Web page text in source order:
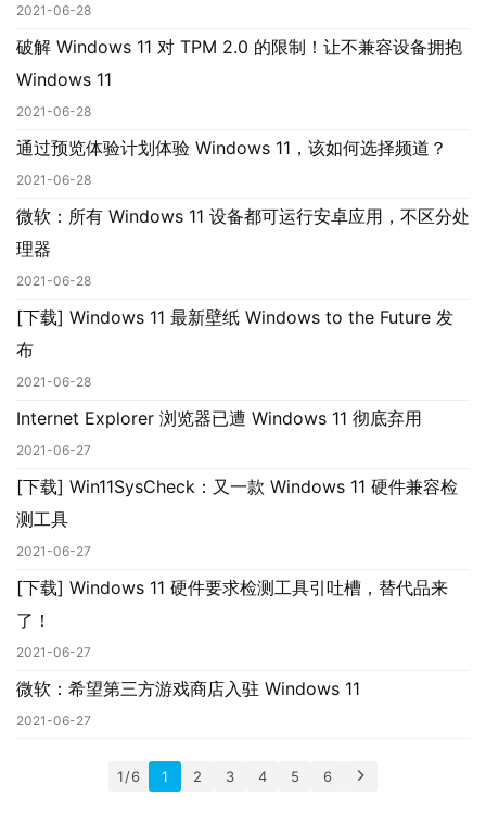
软
件
苹
果
2021-06-28
破解 Windows 11 对 TPM 2.0 的限制！让不兼容设备拥抱
Windows 11
2021-06-28
通过预览体验计划体验 Windows 11，该如何选择频道？
2021-06-28
微软：所有 Windows 11 设备都可运行安卓应用，不区分处
理器
2021-06-28
[下载] Windows 11 最新壁纸 Windows to the Future 发
布
2021-06-28
Internet Explorer 浏览器已遭 Windows 11 彻底弃用
2021-06-27
[下载] Win11SysCheck：又一款 Windows 11 硬件兼容检
测工具
2021-06-27
[下载] Windows 11 硬件要求检测工具引吐槽，替代品来
了！
2021-06-27
微软：希望第三方游戏商店入驻 Windows 11
2021-06-27
1 / 6 1 2 3 4 5 6